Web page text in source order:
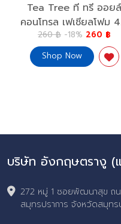
Tea Tree ที ทรี ออยล์
คอนโทรล เฟเชียลโฟม
ออนซ์ 2 หลอด Oil
Control Facial Foam
Oz. x2 สะอาดใส ไร้สิว
260 ฿ -18% 260 ฿
Shop Now
บริษัท อังกฤษตรางู (
272 หมู่ 1 ซอยพัฒนาสุข ถน
สมุทรปราการ จังหวัดสมุทร